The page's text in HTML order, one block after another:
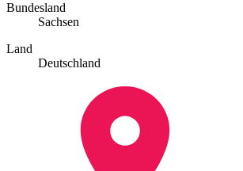
Bundesland
Sachsen
Land
Deutschland